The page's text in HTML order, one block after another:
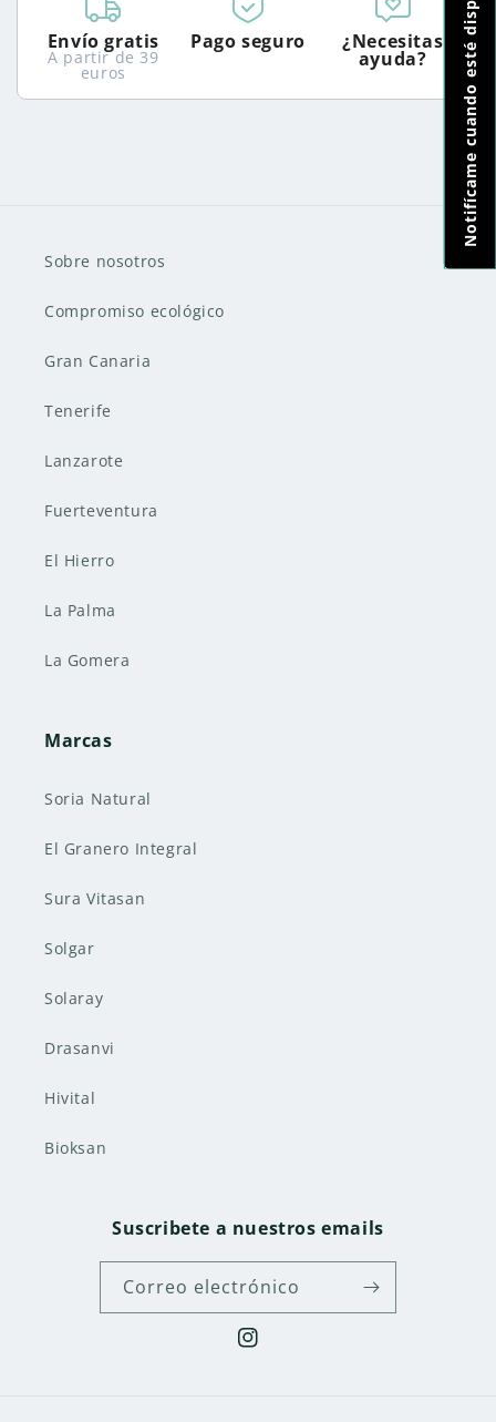
Envío gratis
A partir de 39
euros
Pago seguro ¿Necesitas
ayuda?
Sobre nosotros
Compromiso ecológico
Gran Canaria
Tenerife
Lanzarote
Fuerteventura
El Hierro
La Palma
La Gomera
Marcas
Soria Natural
El Granero Integral
Sura Vitasan
Solgar
Solaray
Drasanvi
Hivital
Bioksan
Suscribete a nuestros emails
Correo electrónico
Instagram
Notifícame cuando esté disponible